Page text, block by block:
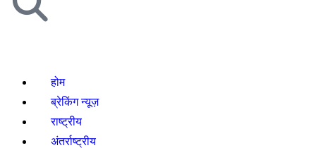
होम
ब्रेकिंग न्यूज़
राष्ट्रीय
अंतर्राष्ट्रीय